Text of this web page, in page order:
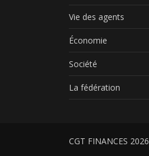
Vie des agents
Économie
Société
La fédération
CGT FINANCES 2026